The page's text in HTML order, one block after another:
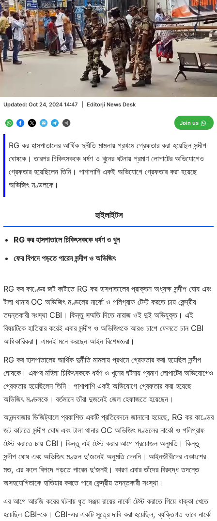
RG কর হাসপাতালের আর্থিক দুর্নীতি মামলায় প্রথমে গ্রেফতার করা হয়েছিল সন্দীপ
ঘোষকে। তারপর চিকিৎসককে ধর্ষণ ও খুনের ঘটনায় প্রমাণ লোপাটের অভিযোগেও
গ্রেফতার হয়েছিলেন তিনি। পাশাপাশি একই অভিযোগে গ্রেফতার করা হয়েছে
অভিজিৎ মণ্ডলকে।
Updated: Oct 24, 2024 14:47 Editorji News Desk
Join us
/
হাইলাইটস
RG কর হাসপাতালে চিকিৎসককে ধর্ষণ ও খুন
ফের বিপদে পড়তে পারেন সন্দীপ ও অভিজিৎ
RG কর কাণ্ডের জট কাটাতে RG কর হাসপাতালের প্রাক্তন অধ্যক্ষ সন্দীপ ঘোষ এবং
টালা থানার OC অভিজিৎ মণ্ডলের নার্কো ও পলিগ্রাফ টেস্ট করতে চায় কেন্দ্রীয়
তদন্তকারী সংস্থা CBI। কিন্তু সম্মতি দিতে নারাজ ওই দুই অভিযুক্ত। এই
বিষয়টিকে হাতিয়ার করেই এবার সন্দীপ ও অভিজিৎকে আরও চাপে ফেলতে চান CBI
আধিকারিকরা। এমনই মনে করছেন আইন বিশেষজ্ঞরা।
RG কর হাসপাতালের আর্থিক দুর্নীতি মামলায় প্রথমে গ্রেফতার করা হয়েছিল সন্দীপ
ঘোষকে। এরপর মহিলা চিকিৎসককে ধর্ষণ ও খুনের ঘটনায় প্রমাণ লোপাটের অভিযোগেও
গ্রেফতার হয়েছিলেন তিনি। পাশাপাশি একই অভিযোগে গ্রেফতার করা হয়েছে
অভিজিৎ মণ্ডলকে। বর্তমানে তাঁরা দুজনেই জেল হেফাজতে হয়েছেন।
আনন্দবাজার ডিজিট্যালে প্রকাশিত একটি প্রতিবেদনে জানানো হয়েছে, RG কর কাণ্ডের
জট কাটাতে সন্দীপ ঘোষ এবং টালা থানার OC অভিজিৎ মণ্ডলের নার্কো ও পলিগ্রাফ
টেস্ট করাতে চায় CBI। কিন্তু এই টেস্ট করার আগে প্রয়োজন অনুমতি। কিন্তু
সন্দীপ ঘোষ এবং অভিজিৎ মণ্ডল দু'জনেই অনুমতি দেননি। আইনজীবীদের একাংশের
মত, এর ফলে বিপদে পড়তে পারেন দু'জনই। কারণ এবার তাঁদের বিরুদ্ধে তদন্তে
অসহযোগিতাকে হাতিয়ার করতে পারে কেন্দ্রীয় তদন্তকারী সংস্থা।
এর আগে আরজি করের ঘটনায় ধৃত সঞ্জয় রায়ের নার্কো টেস্ট করাতে গিয়ে ধাক্কা খেতে
হয়েছিল CBI-কে। CBI-এর একটি সূত্রে দাবি করা হয়েছিল, ব্যক্তিগত ভাবে নার্কো